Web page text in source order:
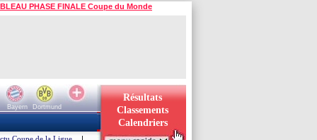
PHASE FINALE Coupe du Monde
Bayern
Dortmund
Résultats
Classements
Calendriers